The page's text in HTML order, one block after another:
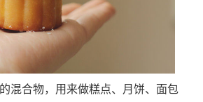
混合物，用来做糕点、月饼、面包